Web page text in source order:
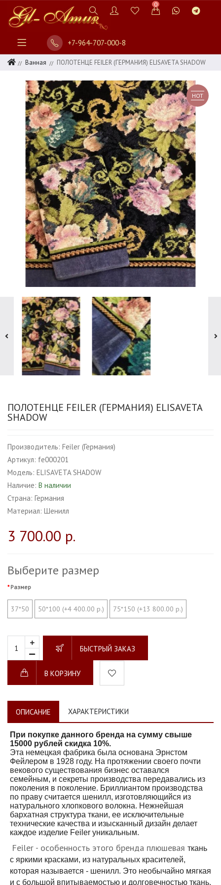
0
+7-964-707-000-8
Ванная ПОЛОТЕНЦЕ FEILER (ГЕРМАНИЯ) ELISAVETA SHADOW
HOT
ПОЛОТЕНЦЕ FEILER (ГЕРМАНИЯ) ELISAVETA
SHADOW
Производитель: Feiler (Германия)
Артикул: fe000201
Модель: ELISAVETA SHADOW
Наличие: В наличии
Страна: Германия
Материал: Шенилл
3 700.00 р.
Выберите размер
Размер
37*50 50*100 (+4 400.00 р.) 75*150 (+13 800.00 р.)
БЫСТРЫЙ ЗАКАЗ
В КОРЗИНУ
ОПИСАНИЕ ХАРАКТЕРИСТИКИ
При покупке данного бренда на сумму свыше
15000 рублей скидка 10%.
Эта немецкая фабрика была основана Эрнстом
Фейлером в 1928 году. На протяжении своего почти
векового существования бизнес оставался
семейным, и секреты производства передавались из
поколения в поколение. Бриллиантом производства
по праву считается шенилл, изготовляющийся из
натурального хлопкового волокна. Нежнейшая
бархатная структура ткани, ее исключительные
технические качества и изысканный дизайн делает
каждое изделие Feiler уникальным.
Feiler - особенность этого бренда плюшевая ткань
с яркими красками, из натуральных красителей,
которая называется - шенилл. Это необычайно мягкая
и с большой впитываемостью и долговечностью ткань.